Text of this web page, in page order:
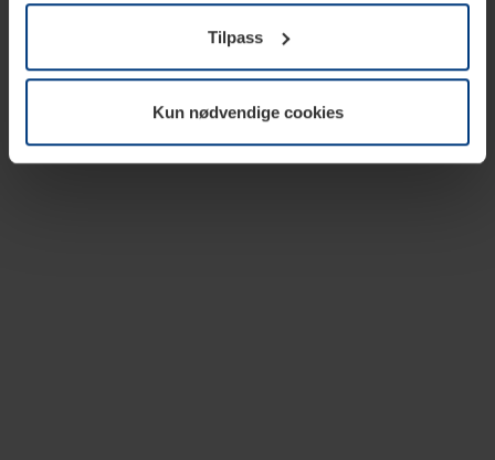
trenger vi din tillatelse. Du kan når som helst endre eller
tilbakekalle ditt samtykke i forklaringen av
informasjonskapselen på sidenPersonvernerklæringpå
Tilpass
Kun nødvendige cookies